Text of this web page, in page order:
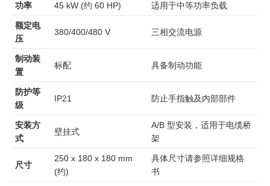
功率 45 kW (约 60 HP) 适用于中等功率负载
额定电
压
380/400/480 V 三相交流电源
制动装
置
标配 具备制动功能
防护等
级
IP21 防止手指触及内部部件
安装方
式
壁挂式
A/B 型安装，适用于电缆桥
架
尺寸
250 x 180 x 180 mm
(约)
具体尺寸请参照详细规格
书